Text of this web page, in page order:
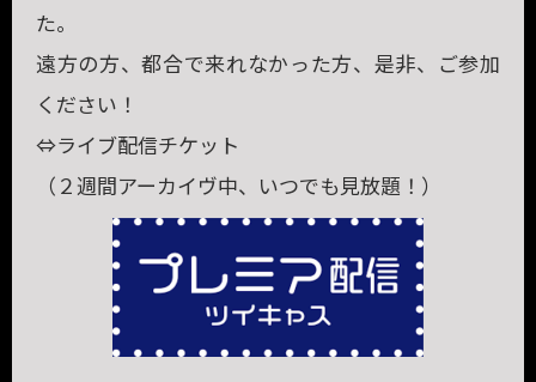
た。
遠方の方、都合で来れなかった方、是非、ご参加
ください！
⇔ライブ配信チケット
（２週間アーカイヴ中、いつでも見放題！）